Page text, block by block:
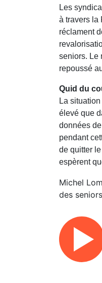
Les
à travers la
réclament
seniors. Le
repoussé
Quid du
La
élevé que
données
pendant
de quitter
espèrent
Michel
des